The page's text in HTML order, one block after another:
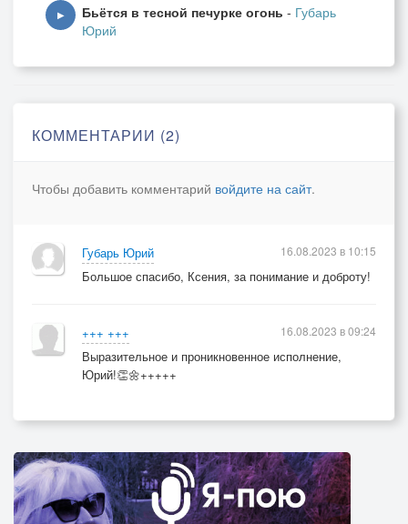
Ведь о тебе все гармони в округе
Лучшие песни поют.
▶ Бьётся в тесной печурке огонь - Губарь
Юрий
КОММЕНТАРИИ (2)
Чтобы добавить комментарий войдите на сайт.
Губарь Юрий
Большое спасибо, Ксения, за понимание и доброту!
16.08.2023 в 10:15
+++ +++
Выразительное и проникновенное исполнение,
Юрий!👏🌼+++++
16.08.2023 в 09:24